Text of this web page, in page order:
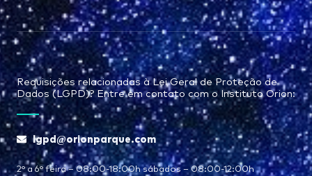
Requisições relacionadas à Lei Geral de Proteção de
Dados (LGPD)? Entre em contato com o Instituto Orion:
lgpd@orionparque.com
2° a 6° feira – 08:00-18:00h sábados – 08:00-12:00h